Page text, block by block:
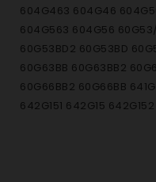
604G463 604G46
604G563 604G56
60G53BD2 60G53BD
60G63BB 60G63BB2
60G66BB2 60G66BB
642G151 642G15